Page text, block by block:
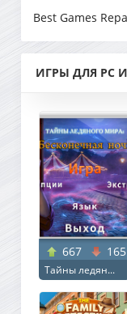
Best Games
ИГРЫ ДЛЯ PC
667 165
Тайны ледян...